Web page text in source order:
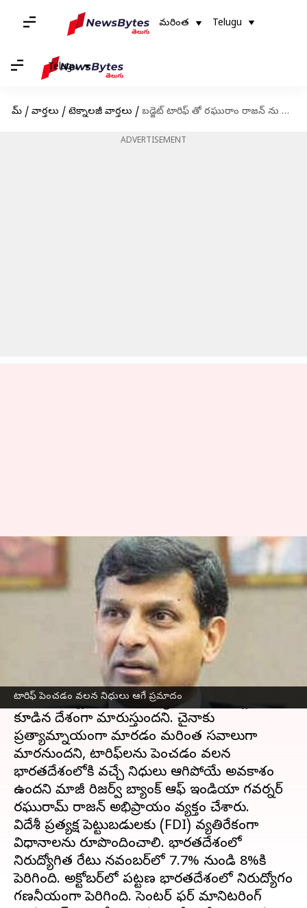
మరింత Telugu
Telugu
హోమ్ / వార్తలు / టెక్నాలజీ వార్తలు / బడ్జెట్ టారిఫ్ తో రఘురాం రాజన్ ను భయపెడుతున్న మోడీ ప్రభుత్వం
ADVERTISEMENT
టారిఫ్ పెంచడం వలన నిధులు ఆగే ప్రమాదం
బడ్జెట్ టారిఫ్ తో రఘురాం రాజన్ ను
భయపెడుతున్న మోడీ ప్రభుత్వం
Nishkala Sathivada Jan 02, 2023 08:36 am
కేంద్ర బడ్జెట్ 2023కి ముందు, నరేంద్ర మోడీ ప్రభుత్వం
పెంచే సుంకాల గురించి తాను భయపడుతున్నానని,
భారతదేశాన్ని ఇటువంటి చర్యలు అధిక ఖర్చుతో
కూడిన దేశంగా మారుస్తుందని. చైనాకు
ప్రత్యామ్నాయంగా మారడం మరింత సవాలుగా
మారనుందని, టారిఫ్‌లను పెంచడం వలన
భారతదేశంలోకి వచ్చే నిధులు ఆగిపోయే అవకాశం
ఉందని మాజీ రిజర్వ్ బ్యాంక్ ఆఫ్ ఇండియా గవర్నర్
రఘురామ్ రాజన్ అభిప్రాయం వ్యక్తం చేశారు.
విదేశీ ప్రత్యక్ష పెట్టుబడులకు (FDI) వ్యతిరేకంగా
విధానాలను రూపొందించాలి. భారతదేశంలో
నిరుద్యోగిత రేటు నవంబర్‌లో 7.7% నుండి 8%కి
పెరిగింది. అక్టోబర్‌లో పట్టణ భారతదేశంలో నిరుద్యోగం
గణనీయంగా పెరిగింది. సెంటర్ ఫర్ మానిటరింగ్